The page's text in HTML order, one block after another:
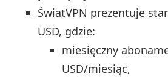
ŚwiatVPN prezentuje
USD, gdzie:
miesięczny
USD/miesiąc,